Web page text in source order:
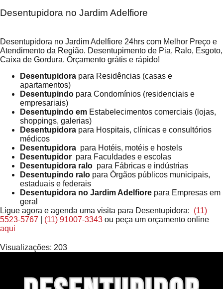
Desentupidora no Jardim Adelfiore
Desentupidora no Jardim Adelfiore 24hrs com Melhor Preço e
Atendimento da Região. Desentupimento de Pia, Ralo, Esgoto,
Caixa de Gordura. Orçamento grátis e rápido!
Desentupidora para Residências (casas e
apartamentos)
Desentupindo para Condomínios (residenciais e
empresariais)
Desentupindo em Estabelecimentos comerciais (lojas,
shoppings, galerias)
Desentupidora para Hospitais, clínicas e consultórios
médicos
Desentupidora para Hotéis, motéis e hostels
Desentupidor para Faculdades e escolas
Desentupidora ralo para Fábricas e indústrias
Desentupindo ralo para Órgãos públicos municipais,
estaduais e federais
Desentupidora no Jardim Adelfiore para Empresas em
geral
Ligue agora e agenda uma visita para Desentupidora: (11)
5523-5767
(11) 91007-3343 ou peça um orçamento online
aqui
Visualizações: 203